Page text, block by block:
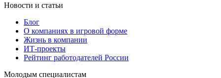
Новости и статьи
Блог
О компаниях в игровой форме
Жизнь в компании
ИТ-проекты
Рейтинг работодателей России
Молодым специалистам